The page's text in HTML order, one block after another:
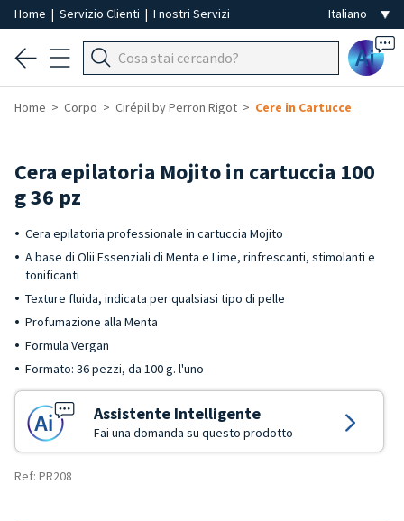
Home | Servizio Clienti | I nostri Servizi
Ai
Home Corpo Cirépil by Perron Rigot Cere in Cartucce
Cera epilatoria Mojito in cartuccia 100
g 36 pz
Cera epilatoria professionale in cartuccia Mojito
A base di Olii Essenziali di Menta e Lime, rinfrescanti, stimolanti e
tonificanti
Texture fluida, indicata per qualsiasi tipo di pelle
Profumazione alla Menta
Formula Vergan
Formato: 36 pezzi, da 100 g. l'uno
Assistente Intelligente
Fai una domanda su questo prodotto
Ref: PR208